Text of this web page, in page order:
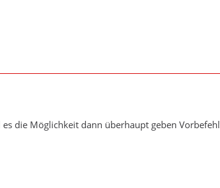
die Möglichkeit dann überhaupt geben